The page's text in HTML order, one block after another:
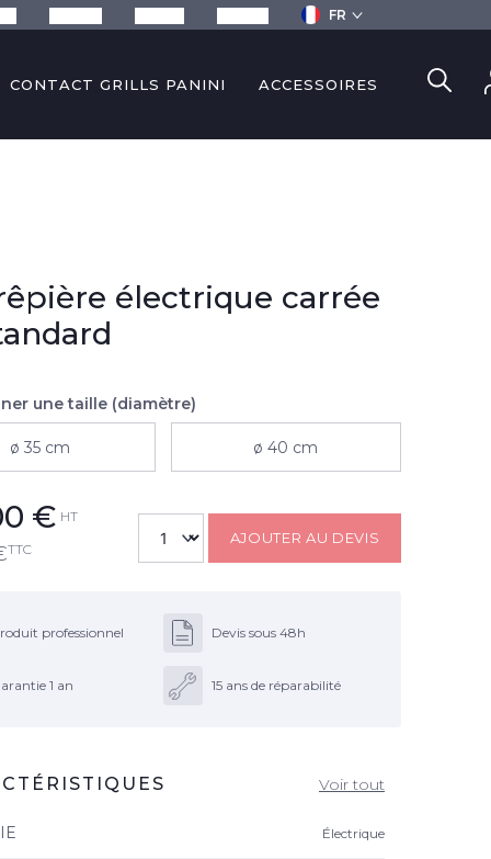
FR
CONTACT GRILLS PANINI ACCESSOIRES
électrique carrée
une taille (diamètre)
ø 35 cm ø 40 cm
€ HT
TTC
AJOUTER AU DEVIS
professionnel Devis sous 48h
1 an 15 ans de réparabilité
Voir tout
Électrique